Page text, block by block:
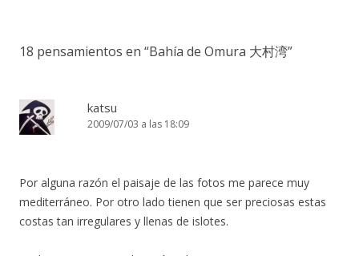
18 pensamientos en “Bahía de Omura 大村湾”
katsu
2009/07/03 a las 18:09
Por alguna razón el paisaje de las fotos me parece muy
mediterráneo. Por otro lado tienen que ser preciosas estas
costas tan irregulares y llenas de islotes.